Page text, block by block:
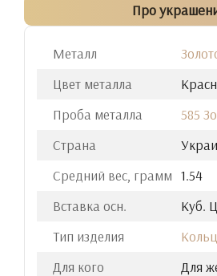
Про
Металл
Цвет металла
Проба металла
585
Страна
Средний вес, грамм 1.54
Вставка осн.
Куб.
Тип изделия
Для кого
Для